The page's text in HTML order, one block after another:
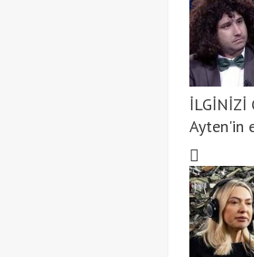
İLGİNİZİ
Ayten'in